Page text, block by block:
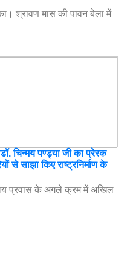
श्रावण मास की पावन बेला में
चिन्मय पण्ड्या जी का प्रेरक
से साझा किए राष्ट्रनिर्माण के
प्रवास के अगले क्रम में अखिल